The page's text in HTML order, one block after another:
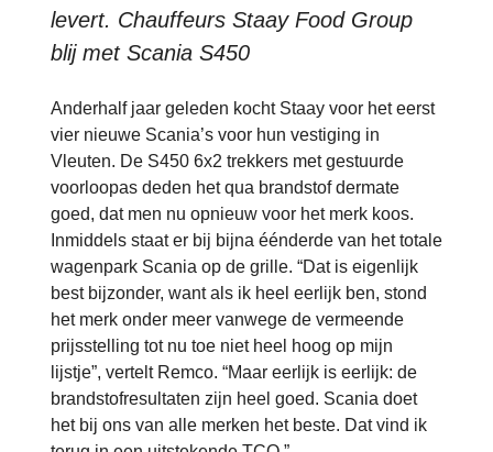
levert. Chauffeurs Staay Food Group
blij met Scania S450
Anderhalf jaar geleden kocht Staay voor het eerst
vier nieuwe Scania’s voor hun vestiging in
Vleuten. De S450 6x2 trekkers met gestuurde
voorloopas deden het qua brandstof dermate
goed, dat men nu opnieuw voor het merk koos.
Inmiddels staat er bij bijna éénderde van het totale
wagenpark Scania op de grille. “Dat is eigenlijk
best bijzonder, want als ik heel eerlijk ben, stond
het merk onder meer vanwege de vermeende
prijsstelling tot nu toe niet heel hoog op mijn
lijstje”, vertelt Remco. “Maar eerlijk is eerlijk: de
brandstofresultaten zijn heel goed. Scania doet
het bij ons van alle merken het beste. Dat vind ik